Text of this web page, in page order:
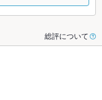
総評について